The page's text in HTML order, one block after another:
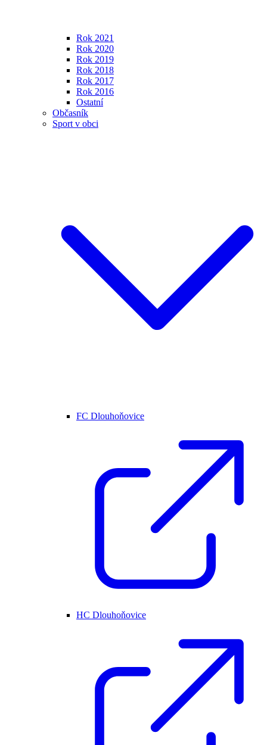
Rok 2021
Rok 2020
Rok 2019
Rok 2018
Rok 2017
Rok 2016
Ostatní
Občasník
Sport v obci
FC Dlouhoňovice
HC Dlouhoňovice